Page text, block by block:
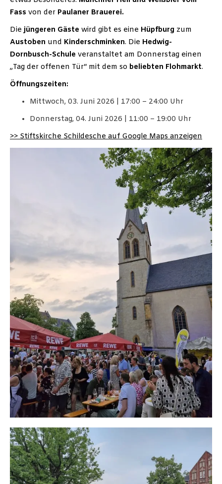
Fass von der Paulaner Brauerei.
Diejüngeren Gäste wird gibt es eine Hüpfburg zum
Austoben und Kinderschminken. Die Hedwig-
Dornbusch-Schule veranstaltet am Donnerstag einen
„Tag der offenen Tür“ mit dem so beliebten Flohmarkt.
Öffnungszeiten:
Mittwoch, 03. Juni 2026 | 17:00 – 24:00 Uhr
Donnerstag, 04. Juni 2026 | 11:00 – 19:00 Uhr
>> Stiftskirche Schildesche auf Google Maps anzeigen